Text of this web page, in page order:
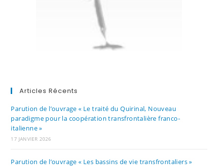
Articles Récents
Parution de l’ouvrage « Le traité du Quirinal, Nouveau
paradigme pour la coopération transfrontalière franco-
italienne »
17 JANVIER 2026
Parution de l’ouvrage « Les bassins de vie transfrontaliers »